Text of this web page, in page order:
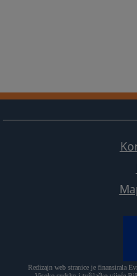
Redizajn web stranice je finansirala